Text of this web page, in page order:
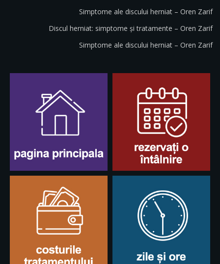
Simptome ale discului herniat – Oren Zarif
Discul herniat: simptome și tratamente – Oren Zarif
Simptome ale discului herniat – Oren Zarif